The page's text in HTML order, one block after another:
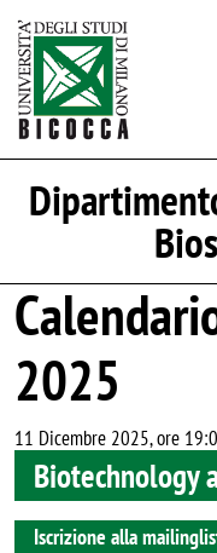
2025
11 Dicembre 2025, ore
Biotechnology
Iscrizione alla